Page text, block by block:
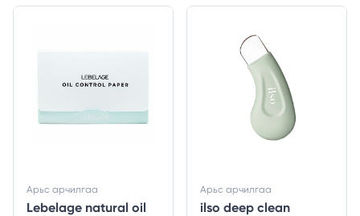
Lebelage natural oil
Арьс арчилгаа
ilso deep clean
Арьс арчилгаа